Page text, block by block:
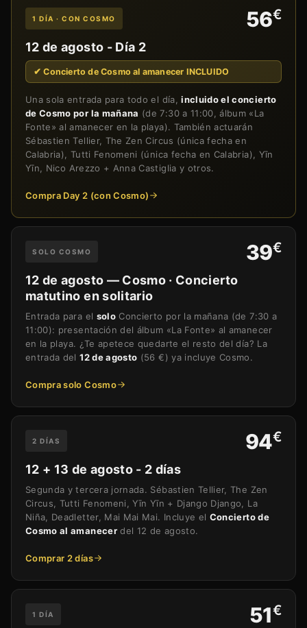
1 DÍA · CON COSMO 56€
12 de agosto - Día 2
✔ Concierto de Cosmo al amanecer INCLUIDO
Una sola entrada para todo el día,incluido el concierto
de Cosmo por la mañana (de 7:30 a 11:00, álbum «La
Fonte» al amanecer en la playa). También actuarán
Sébastien Tellier, The Zen Circus (única fecha en
Calabria), Tutti Fenomeni (única fecha en Calabria), Yīn
Yīn, Nico Arezzo + Anna Castiglia y otros.
Compra Day 2 (con Cosmo)
SOLO COSMO 39€
12 de agosto — Cosmo · Concierto
matutino en solitario
Entrada para el solo Concierto por la mañana (de 7:30 a
11:00): presentación del álbum «La Fonte» al amanecer
en la playa. ¿Te apetece quedarte el resto del día? La
entrada del12 de agosto (56 €) ya incluye Cosmo.
Compra solo Cosmo
2 DÍAS 94€
12 + 13 de agosto - 2 días
Segunda y tercera jornada. Sébastien Tellier, The Zen
Circus, Tutti Fenomeni, Yīn Yīn + Django Django, La
Niña, Deadletter, Mai Mai Mai. Incluye el Concierto de
Cosmo al amanecerdel 12 de agosto.
Comprar 2 días
1 DÍA 51€